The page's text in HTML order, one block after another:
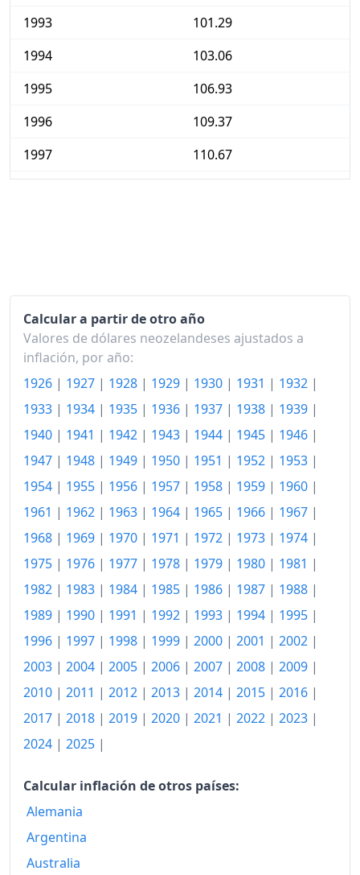
1993
101.29
1994
103.06
1995
106.93
1996
109.37
1997
110.67
2002
121.04
2003
2004
125.98
2005
129.81
2006
134.18
2007
137.37
2008
142.80
145.83
2010
149.18
2011
155.19
2012
156.84
2014
160.56
2015
2016
162.07
2017
2018
Calcular a partir de otro año
Valores de dólares neozelandeses ajustados a
inflación, por año:
1926 | 1927 | 1928 | 1929 | 1930 | 1931 | 1932 |
1933 | 1934 | 1935 | 1936 | 1937 | 1938 | 1939 |
1940 | 1941 | 1942 | 1943 | 1944 | 1945 | 1946 |
1947 | 1948 | 1949 | 1950 | 1951 | 1952 | 1953 |
1954 | 1955 | 1956 | 1957 | 1958 | 1959 | 1960 |
1961 | 1962 | 1963 | 1964 | 1965 | 1966 | 1967 |
1968 | 1969 | 1970 | 1971 | 1972 | 1973 | 1974 |
1975 | 1976 | 1977 | 1978 | 1979 | 1980 | 1981 |
1982 | 1983 | 1984 | 1985 | 1986 | 1987 | 1988 |
1989 | 1990 | 1991 | 1992 | 1993 | 1994 | 1995 |
1996 | 1997 | 1998 | 1999 | 2000 | 2001 | 2002 |
2003 | 2004 | 2005 | 2006 | 2007 | 2008 | 2009 |
2010 | 2011 | 2012 | 2013 | 2014 | 2015 | 2016 |
2017 | 2018 | 2019 | 2020 | 2021 | 2022 | 2023 |
2024 | 2025 |
Calcular inflación de otros países:
Alemania
Argentina
Australia